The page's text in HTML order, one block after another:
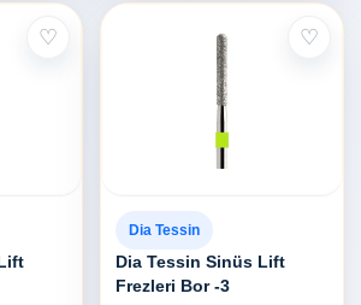
♡ ♡
Dia Tessin
Dia Tessin Sinüs Lift
Frezleri Bor -3